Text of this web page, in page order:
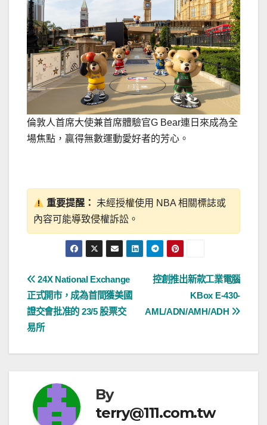
倫敦人首席大使兼首席體驗官G Bear連日來成為全
場焦點，贏得無數運動愛好者的芳心。
重要提醒：
未經授權使用 NBA 相關標誌或
內容可能導致侵權訴訟。
文
章
導
覽
控創推出新款工業電腦
KBox E-430-
AML/ADN/AMH/ADH
24X National Exchange
正式開市，成為首間獲美國
證交會批准的 23/5 股票交
易所
By
terry@111.com.tw